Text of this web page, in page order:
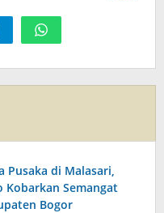
Pusaka di Malasari,
Kobarkan Semangat
Bogor